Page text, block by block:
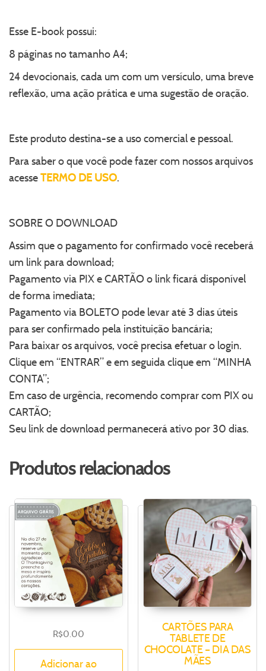
Esse E-book possui:
8 páginas no tamanho A4;
24 devocionais, cada um com um versículo, uma breve
reflexão, uma ação prática e uma sugestão de oração.
Este produto destina-se a uso comercial e pessoal.
Para saber o que você pode fazer com nossos arquivos
acesseTERMO DE USO.
SOBRE O DOWNLOAD
Assim que o pagamento for confirmado você receberá
um link para download;
Pagamento via PIX e CARTÃO o link ficará disponível
de forma imediata;
Pagamento via BOLETO pode levar até 3 dias úteis
para ser confirmado pela instituição bancária;
Para baixar os arquivos, você precisa efetuar o login.
Clique em “ENTRAR” e em seguida clique em “MINHA
CONTA”;
Em caso de urgência, recomendo comprar com PIX ou
CARTÃO;
Seu link de download permanecerá ativo por 30 dias.
Produtos relacionados
R$0.00
Adicionar ao
CARTÕES PARA
TABLETE DE
CHOCOLATE – DIA DAS
MÃES